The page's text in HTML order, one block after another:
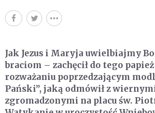
Jak Jezus i Maryja uwielbiajmy
braciom – zachęcił do tego
rozważaniu poprzedzającym
Pański”, jaką odmówił z
zgromadzonymi na placu św.